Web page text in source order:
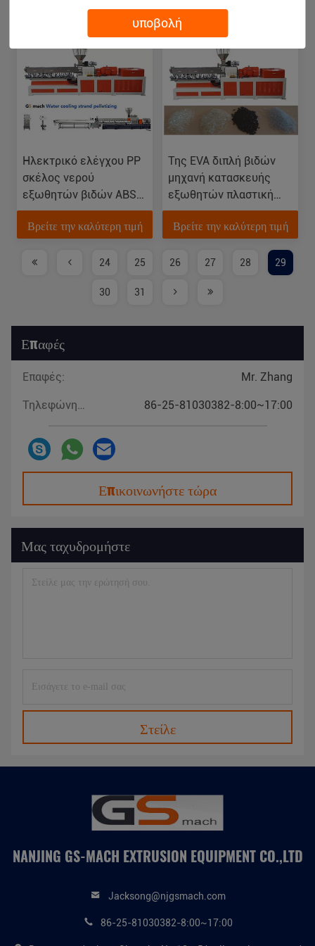
υποβολή
Βρείτε την καλύτερη τιμή Βρείτε την καλύτερη τιμή
Ηλεκτρικό ελέγχου PP
σκέλος νερού
εξωθητών βιδών ABS
διπλό Pelletizing η
γραμμή
Βρείτε την καλύτερη τιμή
Της EVA διπλή βιδών
μηχανή κατασκευής
εξωθητών πλαστική
κάτω από το νερό
Pelletizing το σύστημα
Βρείτε την καλύτερη τιμή
24 25 26 27 28 29
30 31
Επαφές
Επαφές: Mr. Zhang
Τηλεφώνημα: 86-25-81030382-8:00~17:00
Επικοινωνήστε τώρα
Μας ταχυδρομήστε
Στείλε
NANJING GS-MACH EXTRUSION EQUIPMENT CO.,LTD
Jacksong@njgsmach.com
86-25-81030382-8:00~17:00